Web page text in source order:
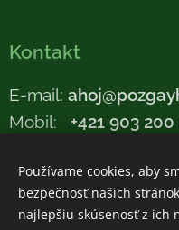
Kontakt
E-mail:
Mobil: +421 903 200
Používame cookies, aby
bezpečnosť našich
najlepšiu skúsenosť z ich